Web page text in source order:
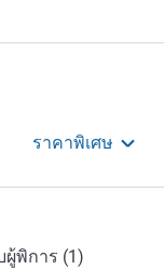
ราคาพิเศษ
พิการ (1)